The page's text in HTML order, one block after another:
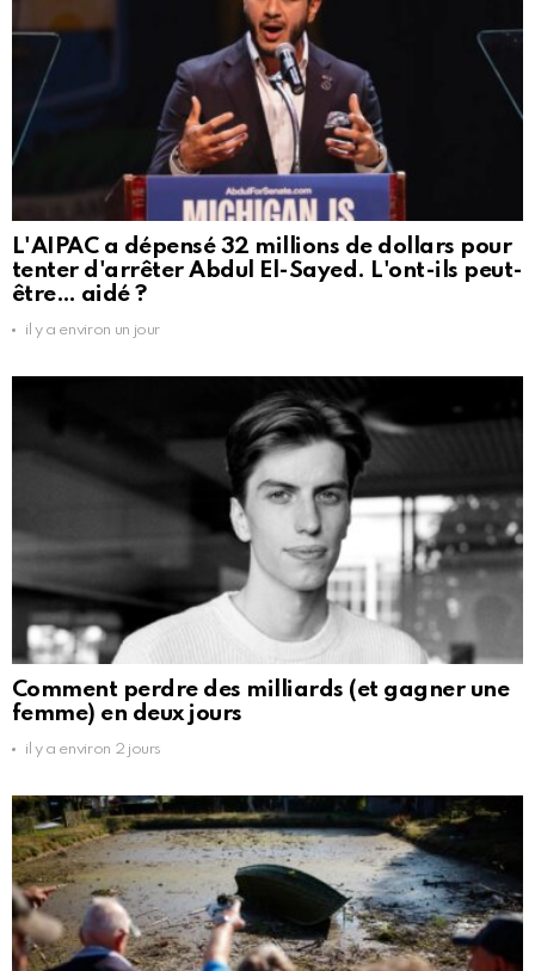
L'AIPAC a dépensé 32 millions de dollars pour
tenter d'arrêter Abdul El-Sayed. L'ont-ils peut-
être… aidé ?
il y a environ un jour
Comment perdre des milliards (et gagner une
femme) en deux jours
il y a environ 2 jours